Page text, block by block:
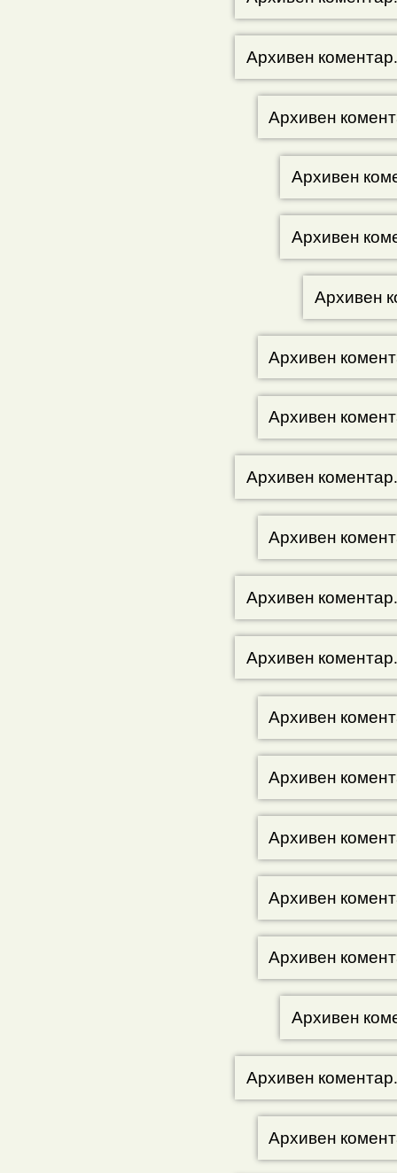
Архивен коментар.
Архивен
Архивен
Архивен
Архивен
Архивен
Архивен
Архивен коментар.
Архивен
Архивен коментар.
Архивен коментар.
Архивен
Архивен
Архивен
Архивен
Архивен
Архивен
Архивен коментар.
Архивен